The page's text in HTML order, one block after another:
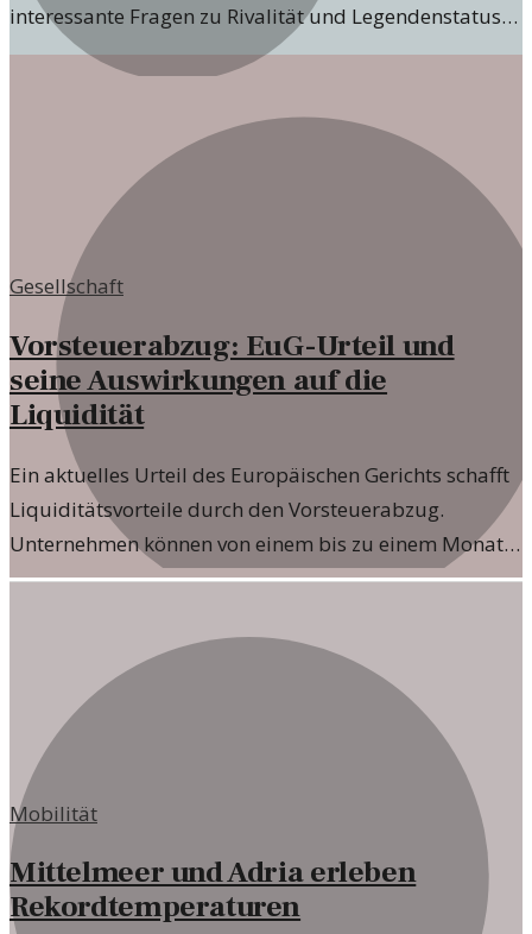
interessante Fragen zu Rivalität und Legendenstatus
im Fußball auf.
Gesellschaft
Vorsteuerabzug: EuG-Urteil und
seine Auswirkungen auf die
Liquidität
Ein aktuelles Urteil des Europäischen Gerichts schafft
Liquiditätsvorteile durch den Vorsteuerabzug.
Unternehmen können von einem bis zu einem Monat
schnelleren Vorsteueranspruch profitieren.
Mobilität
Mittelmeer und Adria erleben
Rekordtemperaturen